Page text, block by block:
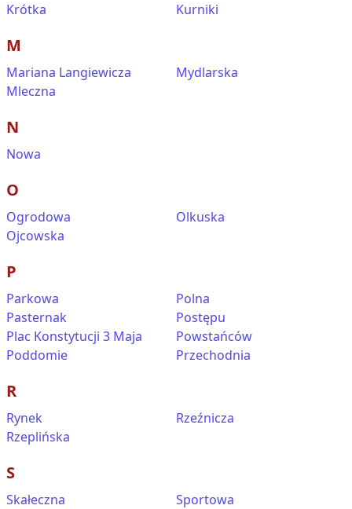
Krótka
Kurniki
M
Mariana Langiewicza
Mleczna
Mydlarska
N
Nowa
O
Ogrodowa
Ojcowska
Olkuska
P
Parkowa
Pasternak
Plac Konstytucji 3 Maja
Poddomie
Polna
Postępu
Powstańców
Przechodnia
R
Rynek
Rzeplińska
Rzeźnicza
S
Skałeczna
Sportowa